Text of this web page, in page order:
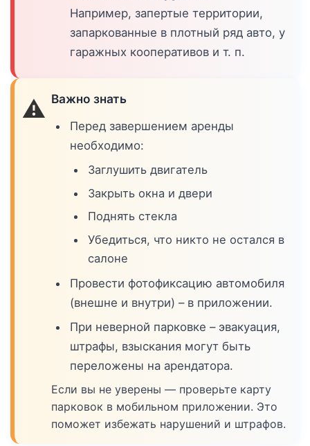
Например, запертые территории,
запаркованные в плотный ряд авто, у
гаражных кооперативов и т. п.
⚠️ Важно знать
Перед завершением аренды
необходимо:
Заглушить двигатель
Закрыть окна и двери
Поднять стекла
Убедиться, что никто не остался в
салоне
Провести фотофиксацию автомобиля
(внешне и внутри) – в приложении.
При неверной парковке – эвакуация,
штрафы, взыскания могут быть
переложены на арендатора.
Если вы не уверены — проверьте карту
парковок в мобильном приложении. Это
поможет избежать нарушений и штрафов.